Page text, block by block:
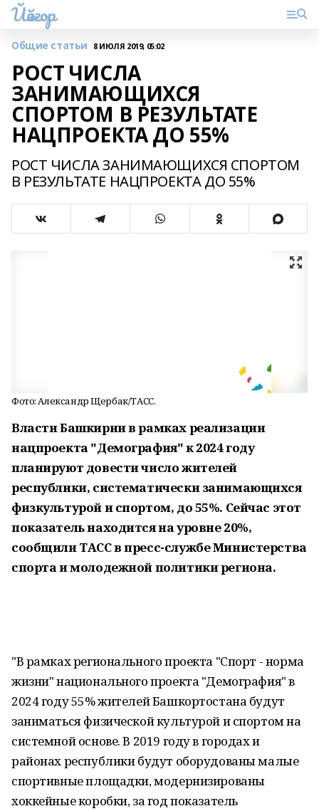
Йәйғор
Общие статьи 8 ИЮЛЯ 2019, 05:02
РОСТ ЧИСЛА
ЗАНИМАЮЩИХСЯ
СПОРТОМ В РЕЗУЛЬТАТЕ
НАЦПРОЕКТА ДО 55%
РОСТ ЧИСЛА ЗАНИМАЮЩИХСЯ СПОРТОМ
В РЕЗУЛЬТАТЕ НАЦПРОЕКТА ДО 55%
Фото: Александр Щербак/ТАСС.
Власти Башкирии в рамках реализации
нацпроекта "Демография" к 2024 году
планируют довести число жителей
республики, систематически занимающихся
физкультурой и спортом, до 55%. Сейчас этот
показатель находится на уровне 20%,
сообщили ТАСС в пресс-службе Министерства
спорта и молодежной политики региона.
"В рамках регионального проекта "Спорт - норма
жизни" национального проекта "Демография" в
2024 году 55% жителей Башкортостана будут
заниматься физической культурой и спортом на
системной основе. В 2019 году в городах и
районах республики будут оборудованы малые
спортивные площадки, модернизированы
хоккейные коробки, за год показатель